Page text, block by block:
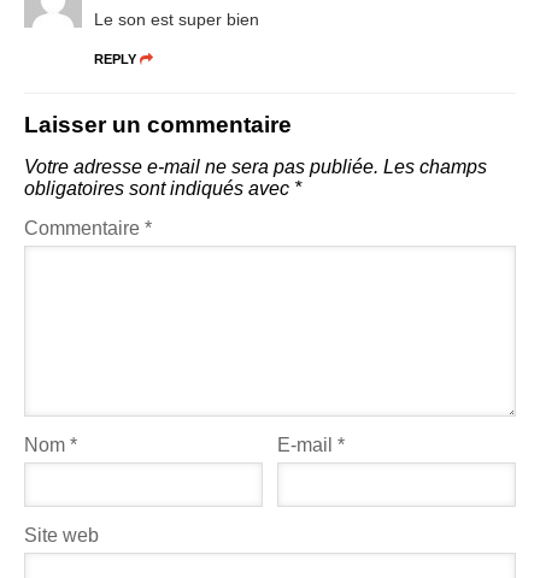
Le son est super bien
REPLY
Laisser un commentaire
Votre adresse e-mail ne sera pas publiée. Les champs
obligatoires sont indiqués avec *
Commentaire *
Nom * E-mail*
Site web